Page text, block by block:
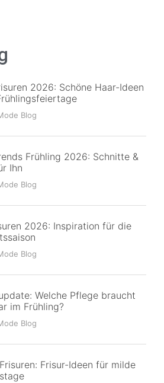
2026: Schöne Haar-Ideen
Blog
Frühling 2026: Schnitte &
Ihn
Blog
2026: Inspiration für die
Blog
Welche Pflege braucht
im Frühling?
Blog
Frisur-Ideen für milde